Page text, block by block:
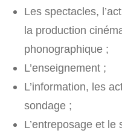
Les spectacles,
la production
phonographique ;
L’enseignement ;
L’information, les
sondage ;
L’entreposage et